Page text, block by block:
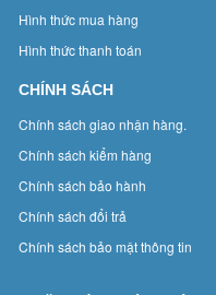
Hình thức mua hàng
Hình thức thanh toán
CHÍNH SÁCH
Chính sách giao nhận hàng.
Chính sách kiểm hàng
Chính sách bảo hành
Chính sách đổi trả
Chính sách bảo mật thông tin